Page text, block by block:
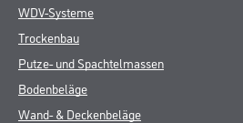
WDV-Systeme
Trockenbau
Putze- und Spachtelmassen
Bodenbeläge
Wand- & Deckenbeläge